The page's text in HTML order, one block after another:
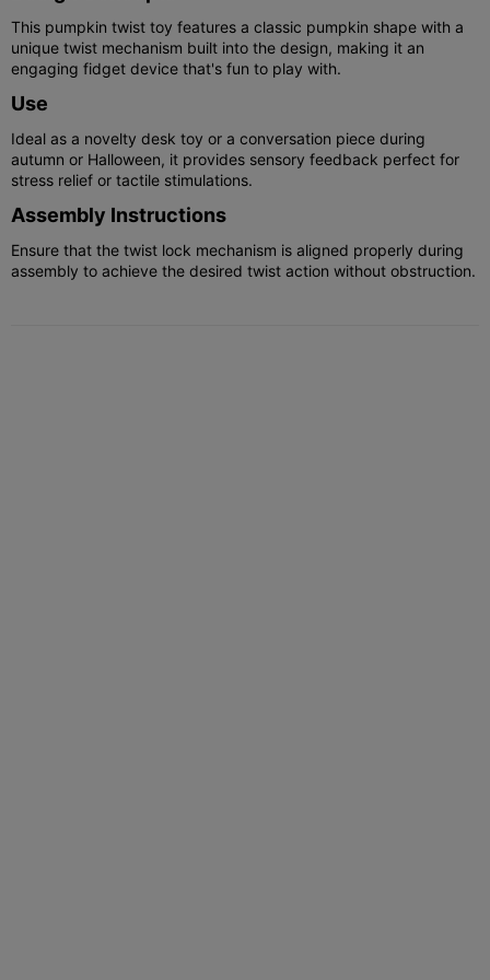
This pumpkin twist toy features a classic pumpkin shape with a
unique twist mechanism built into the design, making it an
engaging fidget device that's fun to play with.
Use
Ideal as a novelty desk toy or a conversation piece during
autumn or Halloween, it provides sensory feedback perfect for
stress relief or tactile stimulations.
Assembly Instructions
Ensure that the twist lock mechanism is aligned properly during
assembly to achieve the desired twist action without obstruction.